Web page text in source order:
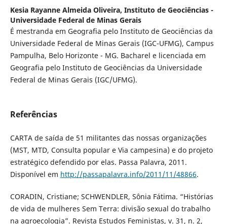
Kesia Rayanne Almeida Oliveira, Instituto de Geociências -
Universidade Federal de Minas Gerais
É mestranda em Geografia pelo Instituto de Geociências da
Universidade Federal de Minas Gerais (IGC-UFMG), Campus
Pampulha, Belo Horizonte - MG. Bacharel e licenciada em
Geografia pelo Instituto de Geociências da Universidade
Federal de Minas Gerais (IGC/UFMG).
Referências
CARTA de saída de 51 militantes das nossas organizações
(MST, MTD, Consulta popular e Via campesina) e do projeto
estratégico defendido por elas. Passa Palavra, 2011.
Disponível em http://passapalavra.info/2011/11/48866.
CORADIN, Cristiane; SCHWENDLER, Sônia Fátima. “Histórias
de vida de mulheres Sem Terra: divisão sexual do trabalho
na agroecologia”. Revista Estudos Feministas, v. 31, n. 2,